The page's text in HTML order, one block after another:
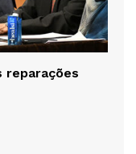
reparações